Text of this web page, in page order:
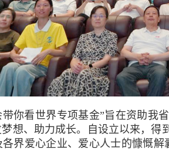
带你看世界专项基金”旨在资助我
想、助力成长。自设立以来，
界爱心企业、爱心人士的慷慨